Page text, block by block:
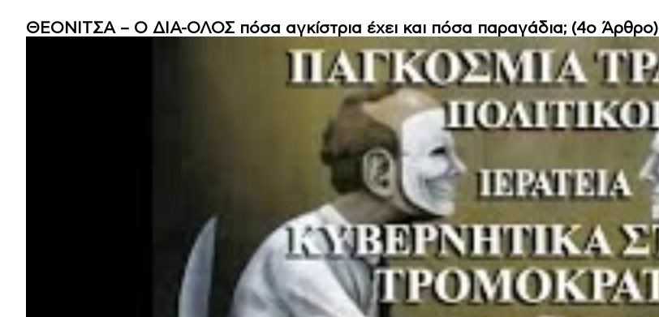
ΘΕΟΝΙΤΣΑ – Ο ΔΙΑ-ΟΛΟΣ πόσα αγκίστρια έχει και πόσα παραγάδια; (4ο Άρθρο)